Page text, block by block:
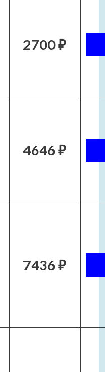
2700 ₽
4646 ₽
7436 ₽